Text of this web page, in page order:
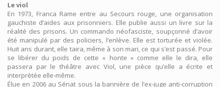
Le viol
En 1973, Franca Rame entre au Secours rouge, une organisation
gauchiste d’aides aux prisonniers. Elle publie aussi un livre sur la
réalité des prisons. Un commando néofasciste, soupçonné d’avoir
été manipulé par des policiers, l’enlève. Elle est torturée et violée.
Huit ans durant, elle taira, même à son mari, ce qui s’est passé. Pour
se libérer du poids de cette « honte » comme elle le dira, elle
passera par le théâtre avec Viol, une pièce qu’elle a écrite et
interprètée elle-même.
Élue en 2006 au Sénat sous la bannière de l’ex-juge anti-corruption